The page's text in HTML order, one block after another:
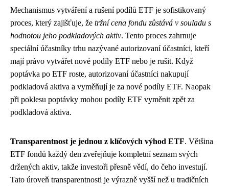
Mechanismus vytváření a rušení podílů ETF je sofistikovaný
proces, který zajišťuje, že tržní cena fondu zůstává v souladu s
hodnotou jeho podkladových aktiv. Tento proces zahrnuje
speciální účastníky trhu nazývané autorizovaní účastníci, kteří
mají právo vytvářet nové podíly ETF nebo je rušit. Když
poptávka po ETF roste, autorizovaní účastníci nakupují
podkladová aktiva a vyměňují je za nové podíly ETF. Naopak
při poklesu poptávky mohou podíly ETF vyměnit zpět za
podkladová aktiva.
Transparentnost je jednou z klíčových výhod ETF. Většina
ETF fondů každý den zveřejňuje kompletní seznam svých
držených aktiv, takže investoři přesně vědí, do čeho investují.
Tato úroveň transparentnosti je výrazně vyšší než u tradičních